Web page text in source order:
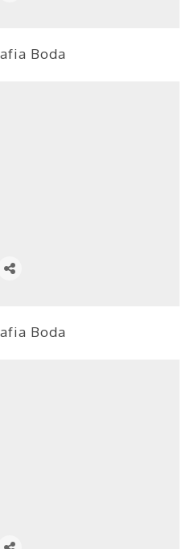
Boda
Boda